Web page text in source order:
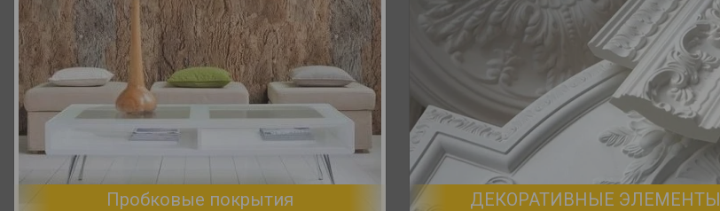
Пробковые покрытия ДЕКОРАТИВНЫЕ ЭЛЕМЕНТЫ